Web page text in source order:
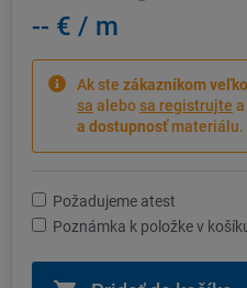
-- € / m
Ak ste zákazníkom
sa alebosa registrujte
a dostupnosťmateriálu.
Požadujeme atest
Poznámka k položke v